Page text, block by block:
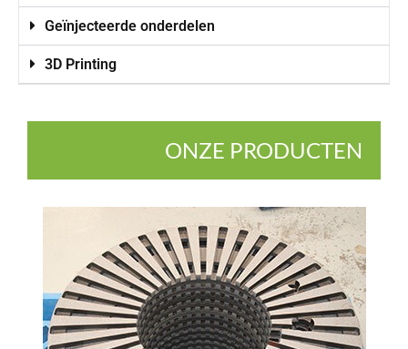
Geïnjecteerde onderdelen
3D Printing
ONZE PRODUCTEN